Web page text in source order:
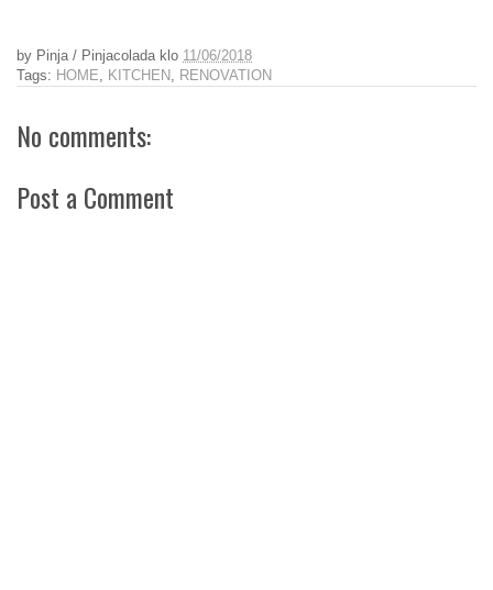
by Pinja / Pinjacolada klo 11/06/2018
Tags: HOME, KITCHEN, RENOVATION
No comments:
Post a Comment